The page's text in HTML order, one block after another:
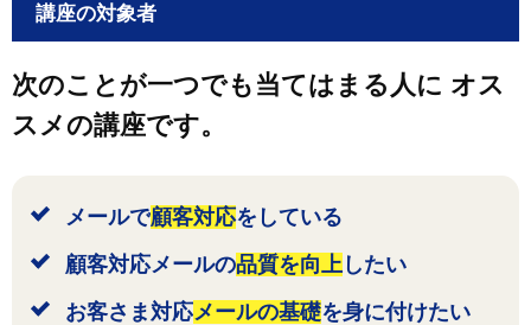
講座の対象者
次のことが一つでも当てはまる人に オス
スメの講座です。
メールで顧客対応をしている
顧客対応メールの品質を向上 したい
お客さま対応メールの基礎を身に付けたい